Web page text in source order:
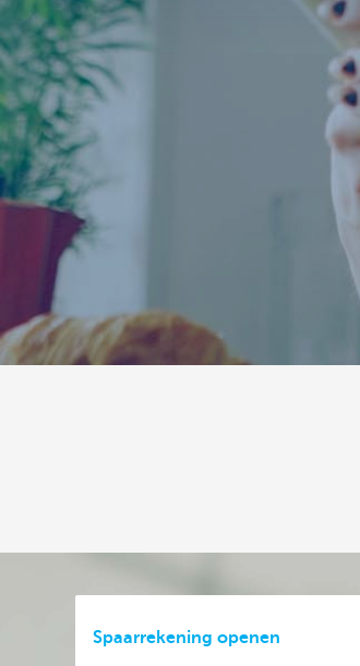
Spaarrekening openen